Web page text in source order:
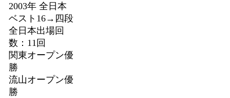
2003年 全日本
ベスト16→四段
全日本出場回
数：11回
関東オープン優
勝
流山オープン優
勝